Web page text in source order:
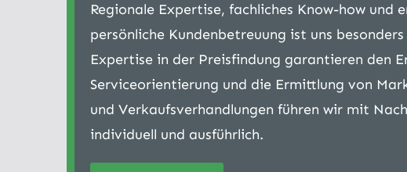
Regionale Expertise, fachliches Know-how
persönliche Kundenbetreuung ist uns
Expertise in der Preisfindung garantieren den
Serviceorientierung und die Ermittlung von
und Verkaufsverhandlungen führen wir mit
individuell und ausführlich.